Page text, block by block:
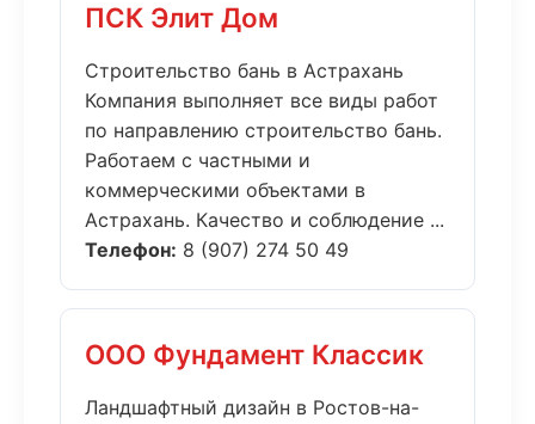
ПСК Элит Дом
Строительство бань в Астрахань
Компания выполняет все виды работ
по направлению строительство бань.
Работаем с частными и
коммерческими объектами в
Астрахань. Качество и соблюдение ...
Телефон: 8 (907) 274 50 49
ООО Фундамент Классик
Ландшафтный дизайн в Ростов-на-